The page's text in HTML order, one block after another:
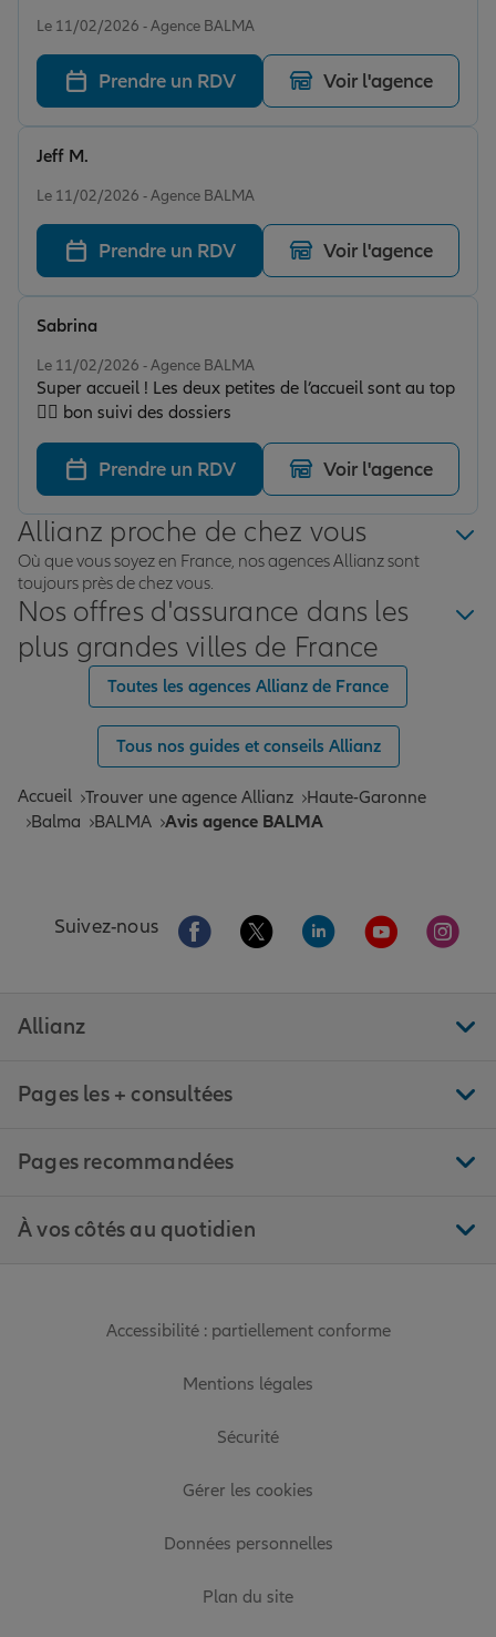
Le 11/02/2026 - Agence BALMA
Prendre un RDV Voir l'agence
Le 11/02/2026 - Agence BALMA
Jeff M.
Prendre un RDV Voir l'agence
Le 11/02/2026 - Agence BALMA
Super accueil ! Les deux petites de l’accueil sont au top
👌🏾 bon suivi des dossiers
Sabrina
Prendre un RDV Voir l'agence
Allianz proche de chez vous
Où que vous soyez en France, nos agences Allianz sont
toujours près de chez vous.
Nos offres d'assurance dans les
plus grandes villes de France
Toutes les agences Allianz de France
Tous nos guides et conseils Allianz
Accueil Trouver une agence Allianz
Haute-Garonne
Balma
BALMA Avis agence BALMA
Suivez-nous Aller sur la page Facebook de Allianz
Aller sur la page Twitter de
Aller sur la page
Aller sur la
Aller
Allianz
Pages les + consultées
Pages recommandées
À vos côtés au quotidien
Accessibilité : partiellement conforme
Mentions légales
Sécurité
Gérer les cookies
Données personnelles
Plan du site